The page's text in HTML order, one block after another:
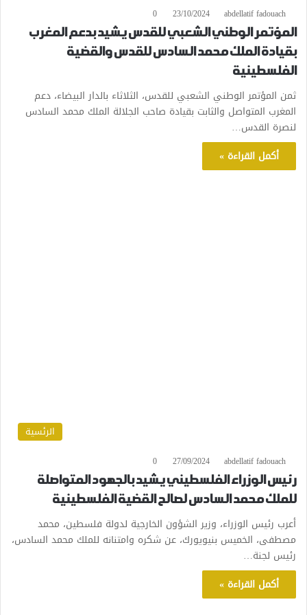
abdellatif fadouach
23/10/2024
0
المؤتمر الوطني الشعبي للقدس يشيد بدعم المغرب
بقيادة الملك محمد السادس للقدس والقضية
الفلسطينية
ثمن المؤتمر الوطني الشعبي للقدس، الثلاثاء بالدار البيضاء، دعم
المغرب المتواصل والثابت بقيادة صاحب الجلالة الملك محمد السادس
لنصرة القدس…
أكمل القراءة »
الرئسية
abdellatif fadouach
27/09/2024
0
رئيس الوزراء الفلسطيني يشيد بالجهود المتواصلة
للملك محمد السادس لصالح القضية الفلسطينية
أعرب رئيس الوزراء، وزير الشؤون الخارجية لدولة فلسطين، محمد
مصطفى، الخميس بنيويورك، عن شكره وامتنانه للملك محمد السادس،
رئيس لجنة…
أكمل القراءة »